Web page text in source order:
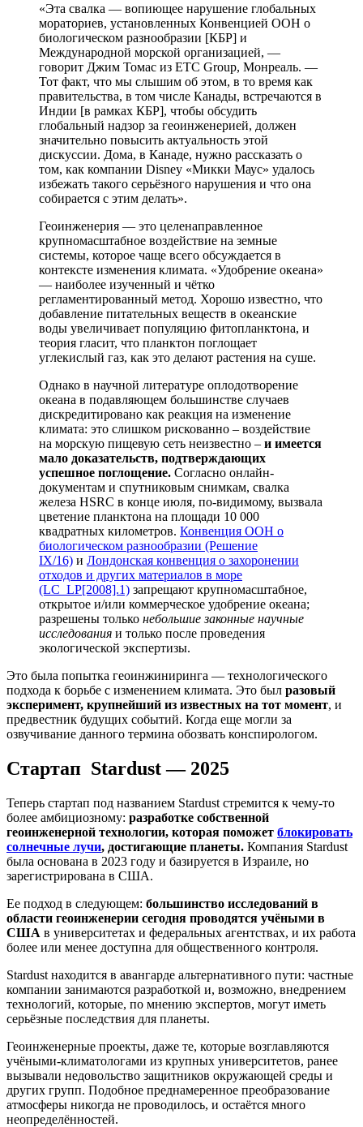
«Эта свалка — вопиющее нарушение глобальных
мораториев, установленных Конвенцией ООН о
биологическом разнообразии [КБР] и
Международной морской организацией, —
говорит Джим Томас из ETC Group, Монреаль. —
Тот факт, что мы слышим об этом, в то время как
правительства, в том числе Канады, встречаются в
Индии [в рамках КБР], чтобы обсудить
глобальный надзор за геоинженерией, должен
значительно повысить актуальность этой
дискуссии. Дома, в Канаде, нужно рассказать о
том, как компании Disney «Микки Маус» удалось
избежать такого серьёзного нарушения и что она
собирается с этим делать».
Геоинженерия — это целенаправленное
крупномасштабное воздействие на земные
системы, которое чаще всего обсуждается в
контексте изменения климата. «Удобрение океана»
— наиболее изученный и чётко
регламентированный метод. Хорошо известно, что
добавление питательных веществ в океанские
воды увеличивает популяцию фитопланктона, и
теория гласит, что планктон поглощает
углекислый газ, как это делают растения на суше.
Однако в научной литературе оплодотворение
океана в подавляющем большинстве случаев
дискредитировано как реакция на изменение
климата: это слишком рискованно – воздействие
на морскую пищевую сеть неизвестно – и имеется
мало доказательств, подтверждающих
успешное поглощение. Согласно онлайн-
документам и спутниковым снимкам, свалка
железа HSRC в конце июля, по-видимому, вызвала
цветение планктона на площади 10 000
квадратных километров. Конвенция ООН о
биологическом разнообразии (Решение
IX/16) и Лондонская конвенция о захоронении
отходов и других материалов в море
(LC_LP[2008].1) запрещают крупномасштабное,
открытое и/или коммерческое удобрение океана;
разрешены только небольшие законные научные
исследования и только после проведения
экологической экспертизы.
Это была попытка геоинжиниринга — технологического
подхода к борьбе с изменением климата. Это был разовый
эксперимент, крупнейший из известных на тот момент, и
предвестник будущих событий. Когда еще могли за
озвучивание данного термина обозвать конспирологом.
Стартап Stardust — 2025
Теперь стартап под названием Stardust стремится к чему-то
более амбициозному: разработке собственной
геоинженерной технологии, которая поможет блокировать
солнечные лучи, достигающие планеты. Компания Stardust
была основана в 2023 году и базируется в Израиле, но
зарегистрирована в США.
Ее подход в следующем: большинство исследований в
области геоинженерии сегодня проводятся учёными в
США в университетах и федеральных агентствах, и их работа
более или менее доступна для общественного контроля.
Stardust находится в авангарде альтернативного пути: частные
компании занимаются разработкой и, возможно, внедрением
технологий, которые, по мнению экспертов, могут иметь
серьёзные последствия для планеты.
Геоинженерные проекты, даже те, которые возглавляются
учёными-климатологами из крупных университетов, ранее
вызывали недовольство защитников окружающей среды и
других групп. Подобное преднамеренное преобразование
атмосферы никогда не проводилось, и остаётся много
неопределённостей.